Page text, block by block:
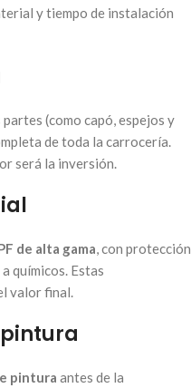
y tiempo de instalación
(como capó, espejos y
de toda la carrocería.
será la inversión.
de alta gama, con protección
químicos. Estas
valor final.
pintura antes de la